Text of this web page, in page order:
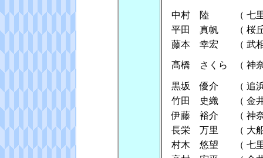
中村 陸 （ 七
平田 真帆
（ 桜
藤本 幸宏
（ 武
髙橋 さくら （ 神
黒坂 優介 （ 追
竹田 史織
（ 金
伊藤 裕介
（ 神
長栄 万里
（ 大
村木 悠望
（ 七